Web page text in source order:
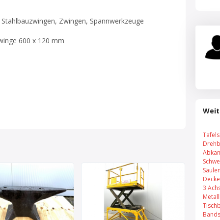
Zwingen, Spannwerkzeuge
600 x 120 mm
3